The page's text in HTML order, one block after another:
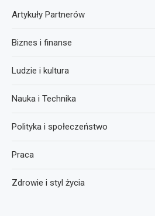
Artykuły Partnerów
Biznes i finanse
Ludzie i kultura
Nauka i Technika
Polityka i społeczeństwo
Praca
Zdrowie i styl życia